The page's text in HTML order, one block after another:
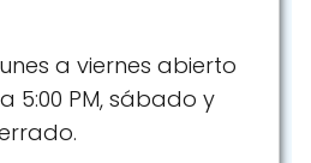
a viernes abierto
5:00 PM, sábado y